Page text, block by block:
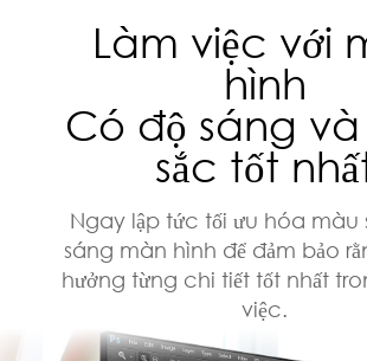
Làm việc với
hình
Có độ sáng
sắc tốt
Ngay lập tức tối ưu hóa màu
sáng màn hình để đảm bảo
hưởng từng chi tiết tốt nhất
việc.